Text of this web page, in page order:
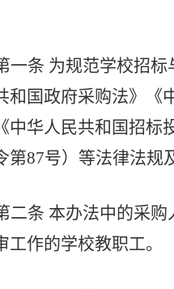
一条 为规范学校招
和国政府采购法》《
中华人民共和国招标
第87号）等法律法规
二条 本办法中的采
工作的学校教职工。